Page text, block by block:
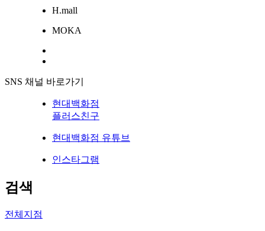
H.mall
MOKA
SNS 채널 바로가기
현대백화점
플러스친구
현대백화점 유튜브
인스타그램
검색
전체지점